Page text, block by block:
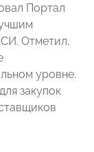
Портал
Отметил,
уровне.
закупок